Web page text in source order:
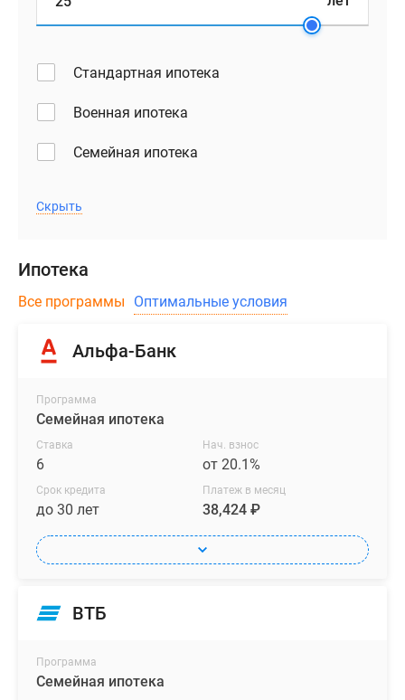
Стандартная ипотека
Военная ипотека
Семейная ипотека
Скрыть
Ипотека
Все программы Оптимальные условия
Альфа-Банк
Программа
Семейная ипотека
Ставка
6
Нач. взнос
от 20.1%
Срок кредита
до 30 лет
Платеж в месяц
38,424 ₽
ВТБ
Программа
Семейная ипотека